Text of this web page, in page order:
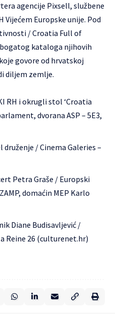
agencije Pixsell, službene
Europske unije. Pod
/ Croatia Full of
kataloga njihovih
govore od hrvatskoj
diljem zemlje.
RH i okrugli stol ‘Croatia
dvorana ASP – 5E3,
druženje / Cinema Galeries –
Petra Graše / Europski
domaćin MEP Karlo
Diane Budisavljević /
Reine 26 (culturenet.hr)